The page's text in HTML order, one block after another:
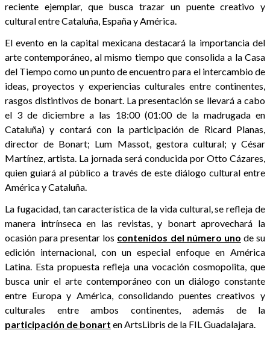
reciente ejemplar, que busca trazar un puente creativo y
cultural entre Cataluña, España y América.
El evento en la capital mexicana destacará la importancia del
arte contemporáneo, al mismo tiempo que consolida a la Casa
del Tiempo como un punto de encuentro para el intercambio de
ideas, proyectos y experiencias culturales entre continentes,
rasgos distintivos de bonart. La presentación se llevará a cabo
el 3 de diciembre a las 18:00 (01:00 de la madrugada en
Cataluña) y contará con la participación de Ricard Planas,
director de Bonart; Lum Massot, gestora cultural; y César
Martínez, artista. La jornada será conducida por Otto Cázares,
quien guiará al público a través de este diálogo cultural entre
América y Cataluña.
La fugacidad, tan característica de la vida cultural, se refleja de
manera intrínseca en las revistas, y bonart aprovechará la
ocasión para presentar los contenidos del número uno de su
edición internacional, con un especial enfoque en América
Latina. Esta propuesta refleja una vocación cosmopolita, que
busca unir el arte contemporáneo con un diálogo constante
entre Europa y América, consolidando puentes creativos y
culturales entre ambos continentes, además de la
participación de bonart en ArtsLibris de la FIL Guadalajara.